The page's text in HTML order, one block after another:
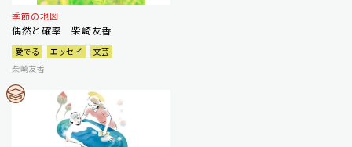
季節の地図
偶然と確率 柴崎友香
愛でる エッセイ
文芸
柴崎友香